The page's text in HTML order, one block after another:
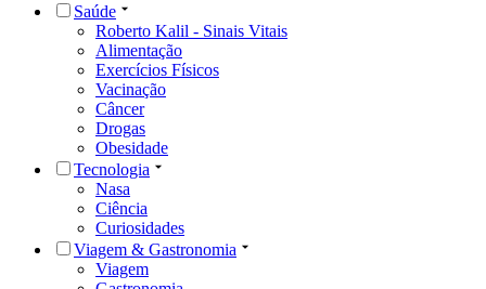
Saúde
Roberto Kalil - Sinais Vitais
Alimentação
Exercícios Físicos
Vacinação
Câncer
Drogas
Obesidade
Tecnologia
Nasa
Ciência
Curiosidades
Viagem & Gastronomia
Viagem